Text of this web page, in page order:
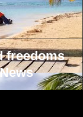
freedoms